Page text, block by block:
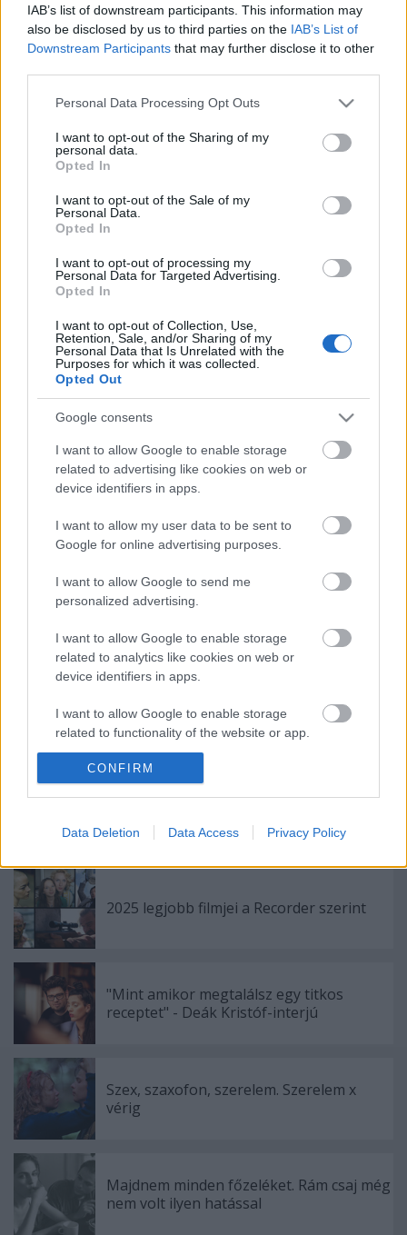
IAB’s list of downstream participants. This information may
also be disclosed by us to third parties on the IAB’s List of
Downstream Participants that may further disclose it to other
Please note that this website/app uses one or more Google
not limited to your visit or usage behaviour. You may click to
grant or deny consent to Google and its third-party tags to
use your data for below specified purposes in below Google
consent section.
Personal Data Processing Opt Outs
I want to opt-out of the Sharing of my
personal data.
Opted In
I want to opt-out of the Sale of my
Personal Data.
Opted In
I want to opt-out of processing my
Personal Data for Targeted Advertising.
Opted In
I want to opt-out of Collection, Use,
Retention, Sale, and/or Sharing of my
Personal Data that Is Unrelated with the
Purposes for which it was collected.
Opted Out
Google consents
I want to allow Google to enable storage
related to advertising like cookies on web or
device identifiers in apps.
I want to allow my user data to be sent to
Google for online advertising purposes.
I want to allow Google to send me
personalized advertising.
I want to allow Google to enable storage
related to analytics like cookies on web or
device identifiers in apps.
I want to allow Google to enable storage
related to functionality of the website or app.
I want to allow Google to enable storage
related to personalization.
I want to allow Google to enable storage
functionality and fraud prevention, and other
user protection.
CONFIRM
Data Deletion Data Access Privacy Policy
A rosszul megírt dialógusok, a karakteríveknek
tökéletesen ellentmondó, slendrián lezárások, a
hollywoodiasan béna halálok és a kifejtetlen
motivációk láttán nem lehet mást mondani, mint
hogy mea culpa,George R.R. Martin
, bocsáss meg,
hogy bárki is valaha siettetett. Írd addig a
befejezését, ameddig akarod, ezt a
szövevényes történetfolyamot jól lezárni úgysem
lehet. Legalábbis így, elsietett tempóban, a
hollywoodi giccsnek és a fan service-nek egyaránt
behódolva, biztosan nem.
szerző:Soós Tamás
Recorder magazin 73. számábanjelent
meg először.
Címkék:kritika hbo magazin tévésorozat trónok harca
filmrecorder
Ajánlott bejegyzések:
Buddha csendje, burzsuj lárma. A Fehér
Lótusz (sorozatkritika)
2025 legjobb filmjei a Recorder szerint
"Mint amikor megtalálsz egy titkos
receptet" - Deák Kristóf-interjú
Szex, szaxofon, szerelem. Szerelem x
vérig
Majdnem minden főzeléket. Rám csaj még
nem volt ilyen hatással